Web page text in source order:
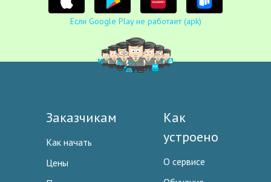
Если Google Play не работает (apk)
Заказчикам
Как начать
Цены
Как
устроено
О сервисе